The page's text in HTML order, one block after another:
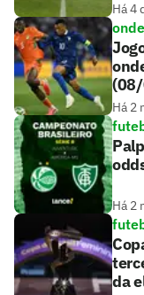
Há 4
Há 2
Há 2
da